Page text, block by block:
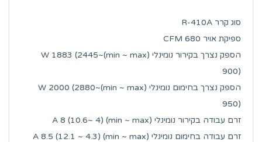
סוג קרר R-410A
ספיקת אויר CFM 680
הספק נצרך בקירור נומינלי (min ~ max)W 1883 (2445~
900)
הספק נצרך בחימום נומינלי (min ~ max)W 2000 (2880~
950)
זרם עבודה בקירור נומינלי (min ~ max) A 8 (10.6~ 4)
זרם עבודה בחימום נומינלי (min ~ max) A 8.5 (12.1 ~ 4.3)